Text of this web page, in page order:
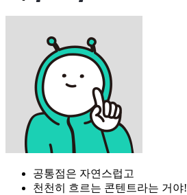
공통점은 자연스럽고
천천히 흐르는 콘텐트라는 거야!